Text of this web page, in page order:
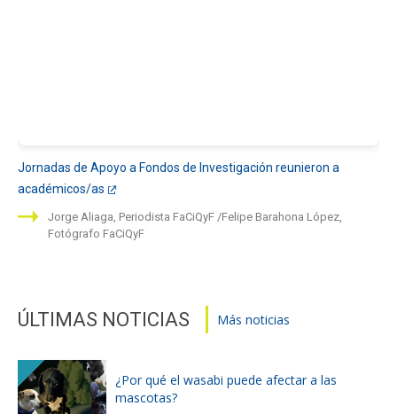
Jornadas de Apoyo a Fondos de Investigación reunieron a
académicos/as
Jorge Aliaga, Periodista FaCiQyF Felipe Barahona López,
Fotógrafo FaCiQyF
ÚLTIMAS NOTICIAS Más noticias
¿Por qué el wasabi puede afectar a las
mascotas?